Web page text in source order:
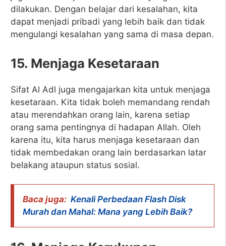
dilakukan. Dengan belajar dari kesalahan, kita
dapat menjadi pribadi yang lebih baik dan tidak
mengulangi kesalahan yang sama di masa depan.
15. Menjaga Kesetaraan
Sifat Al Adl juga mengajarkan kita untuk menjaga
kesetaraan. Kita tidak boleh memandang rendah
atau merendahkan orang lain, karena setiap
orang sama pentingnya di hadapan Allah. Oleh
karena itu, kita harus menjaga kesetaraan dan
tidak membedakan orang lain berdasarkan latar
belakang ataupun status sosial.
Baca juga: Kenali Perbedaan Flash Disk
Murah dan Mahal: Mana yang Lebih Baik?